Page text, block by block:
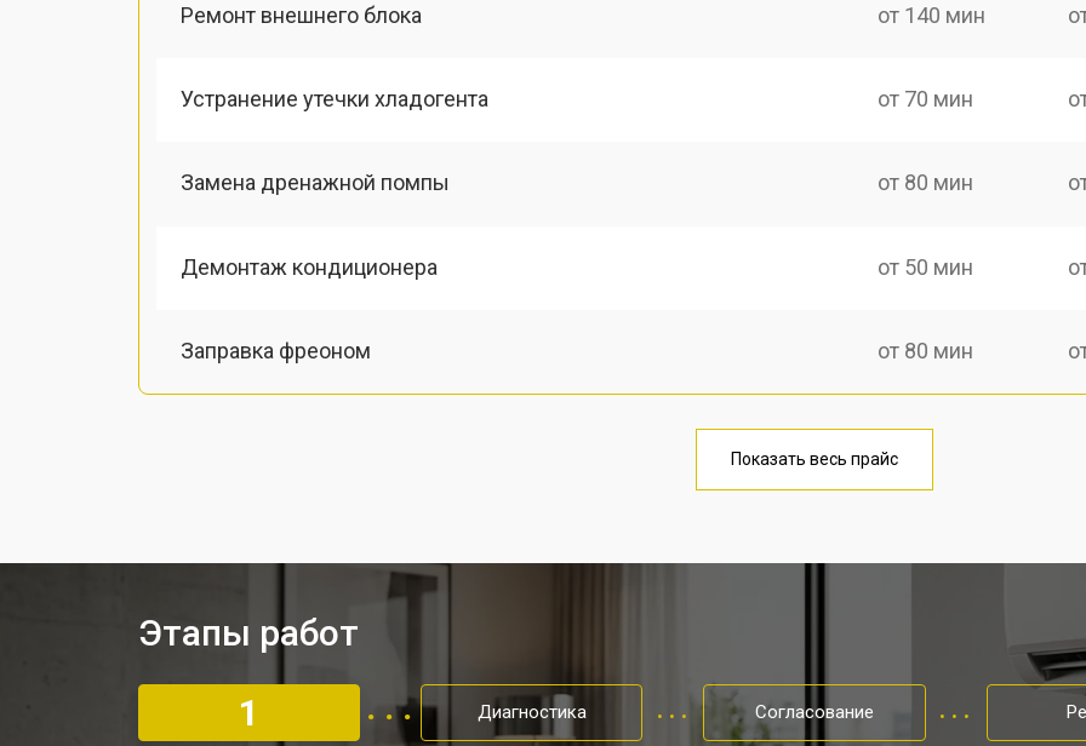
Ремонт внешнего блока от 140 мин
Устранение утечки хладогента от 70 мин
Замена дренажной помпы от 80 мин
Демонтаж кондиционера от 50 мин
Заправка фреоном от 80 мин
Показать весь прайс
Этапы работ
1
Диагностика Согласование